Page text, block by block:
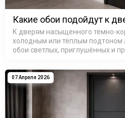
Какие обои подойдут к
К дверям насыщенного тёмно-
холодным или тёплым подтоном
обои светлых, приглушённых и
чёрного с шоколадны…
07 Апреля 2026